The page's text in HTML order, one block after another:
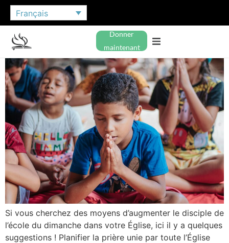
Français
Donner
maintenant
Si vous cherchez des moyens d’augmenter le disciple de
l’école du dimanche dans votre Église, ici il y a quelques
suggestions ! Planifier la prière unie par toute l’Église